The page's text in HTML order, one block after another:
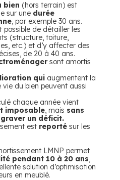
bien (hors terrain) est
sur une durée
, par exemple 30 ans.
possible de détailler les
(structure, toiture,
etc.) et d’y affecter des
de 20 à 40 ans.
sont amortis
qui augmentent la
du bien peuvent aussi
chaque année vient
imposable, mais sans
un déficit.
est reporté sur les
LMNP permet
pendant 10 à 20 ans,
solution d’optimisation
en meublé.